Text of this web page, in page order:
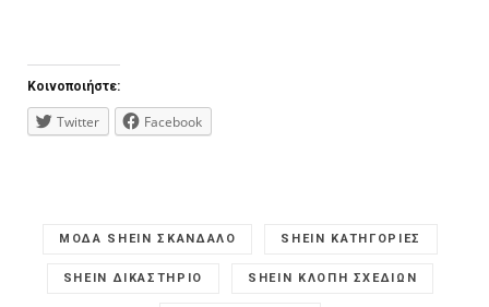
Κοινοποιήστε:
Twitter Facebook
MOΔΑ SHEIN ΣΚΑΝΔΑΛΟ SHEIN KATHΓΟΡΙΕΣ
SHEIN ΔΙΚΑΣΤΗΡΙΟ SHEIN ΚΛΟΠΗ ΣΧΕΔΙΩΝ